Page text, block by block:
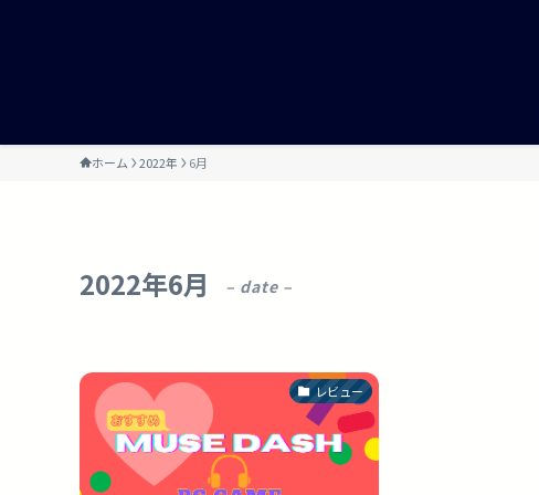
ホーム 2022年 6月
2022年6月 – date –
レビュー